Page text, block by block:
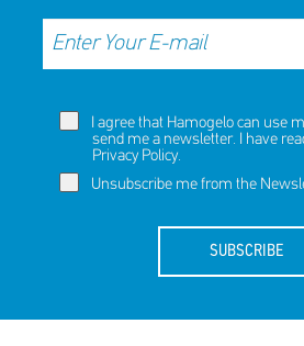
I agree that Hamogelo can use
send me a newsletter. I have
Privacy Policy.
Unsubscribe me from the
SUBSCRIBE